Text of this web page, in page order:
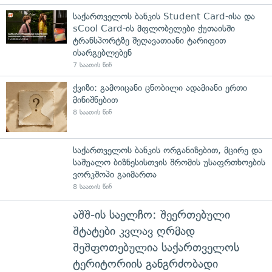
საქართველოს ბანკის Student Card-ისა და
sCool Card-ის მფლობელები ქუთაისში
ტრანსპორტზე შეღავათიანი ტარიფით
ისარგებლებენ
7 საათის წინ
ქვიზი: გამოიცანი ცნობილი ადამიანი ერთი
მინიშნებით
8 საათის წინ
საქართველოს ბანკის ორგანიზებით, მცირე და
საშუალო ბიზნესისთვის შრომის უსაფრთხოების
ვორკშოპი გაიმართა
8 საათის წინ
აშშ-ის საელჩო: შეერთებული
შტატები კვლავ ღრმად
შეშფოთებულია საქართველოს
ტერიტორიის განგრძობადი